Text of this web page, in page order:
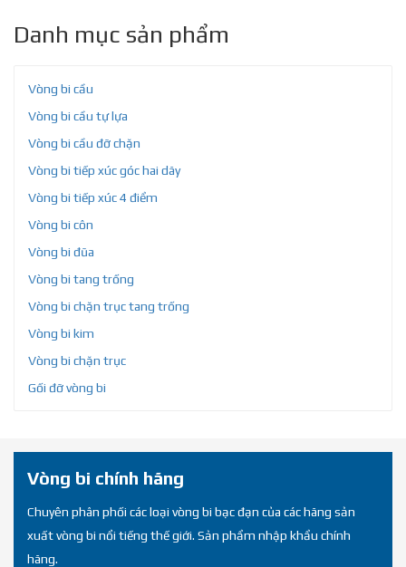
Danh mục sản phẩm
Vòng bi cầu
Vòng bi cầu tự lựa
Vòng bi cầu đỡ chặn
Vòng bi tiếp xúc góc hai dãy
Vòng bi tiếp xúc 4 điểm
Vòng bi côn
Vòng bi đũa
Vòng bi tang trống
Vòng bi chặn trục tang trống
Vòng bi kim
Vòng bi chặn trục
Gối đỡ vòng bi
Vòng bi chính hãng
Chuyên phân phối các loại vòng bi bạc đạn của các hãng sản
xuất vòng bi nổi tiếng thế giới. Sản phẩm nhập khẩu chính
hãng.